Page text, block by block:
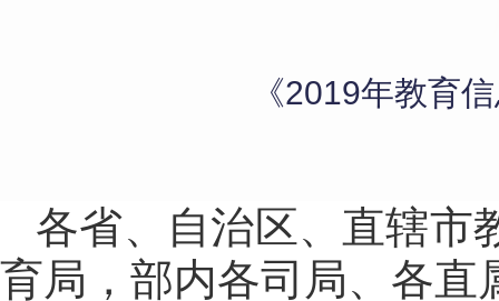
《2019年教育
各省、自治区、直辖市
育局，部内各司局、各直